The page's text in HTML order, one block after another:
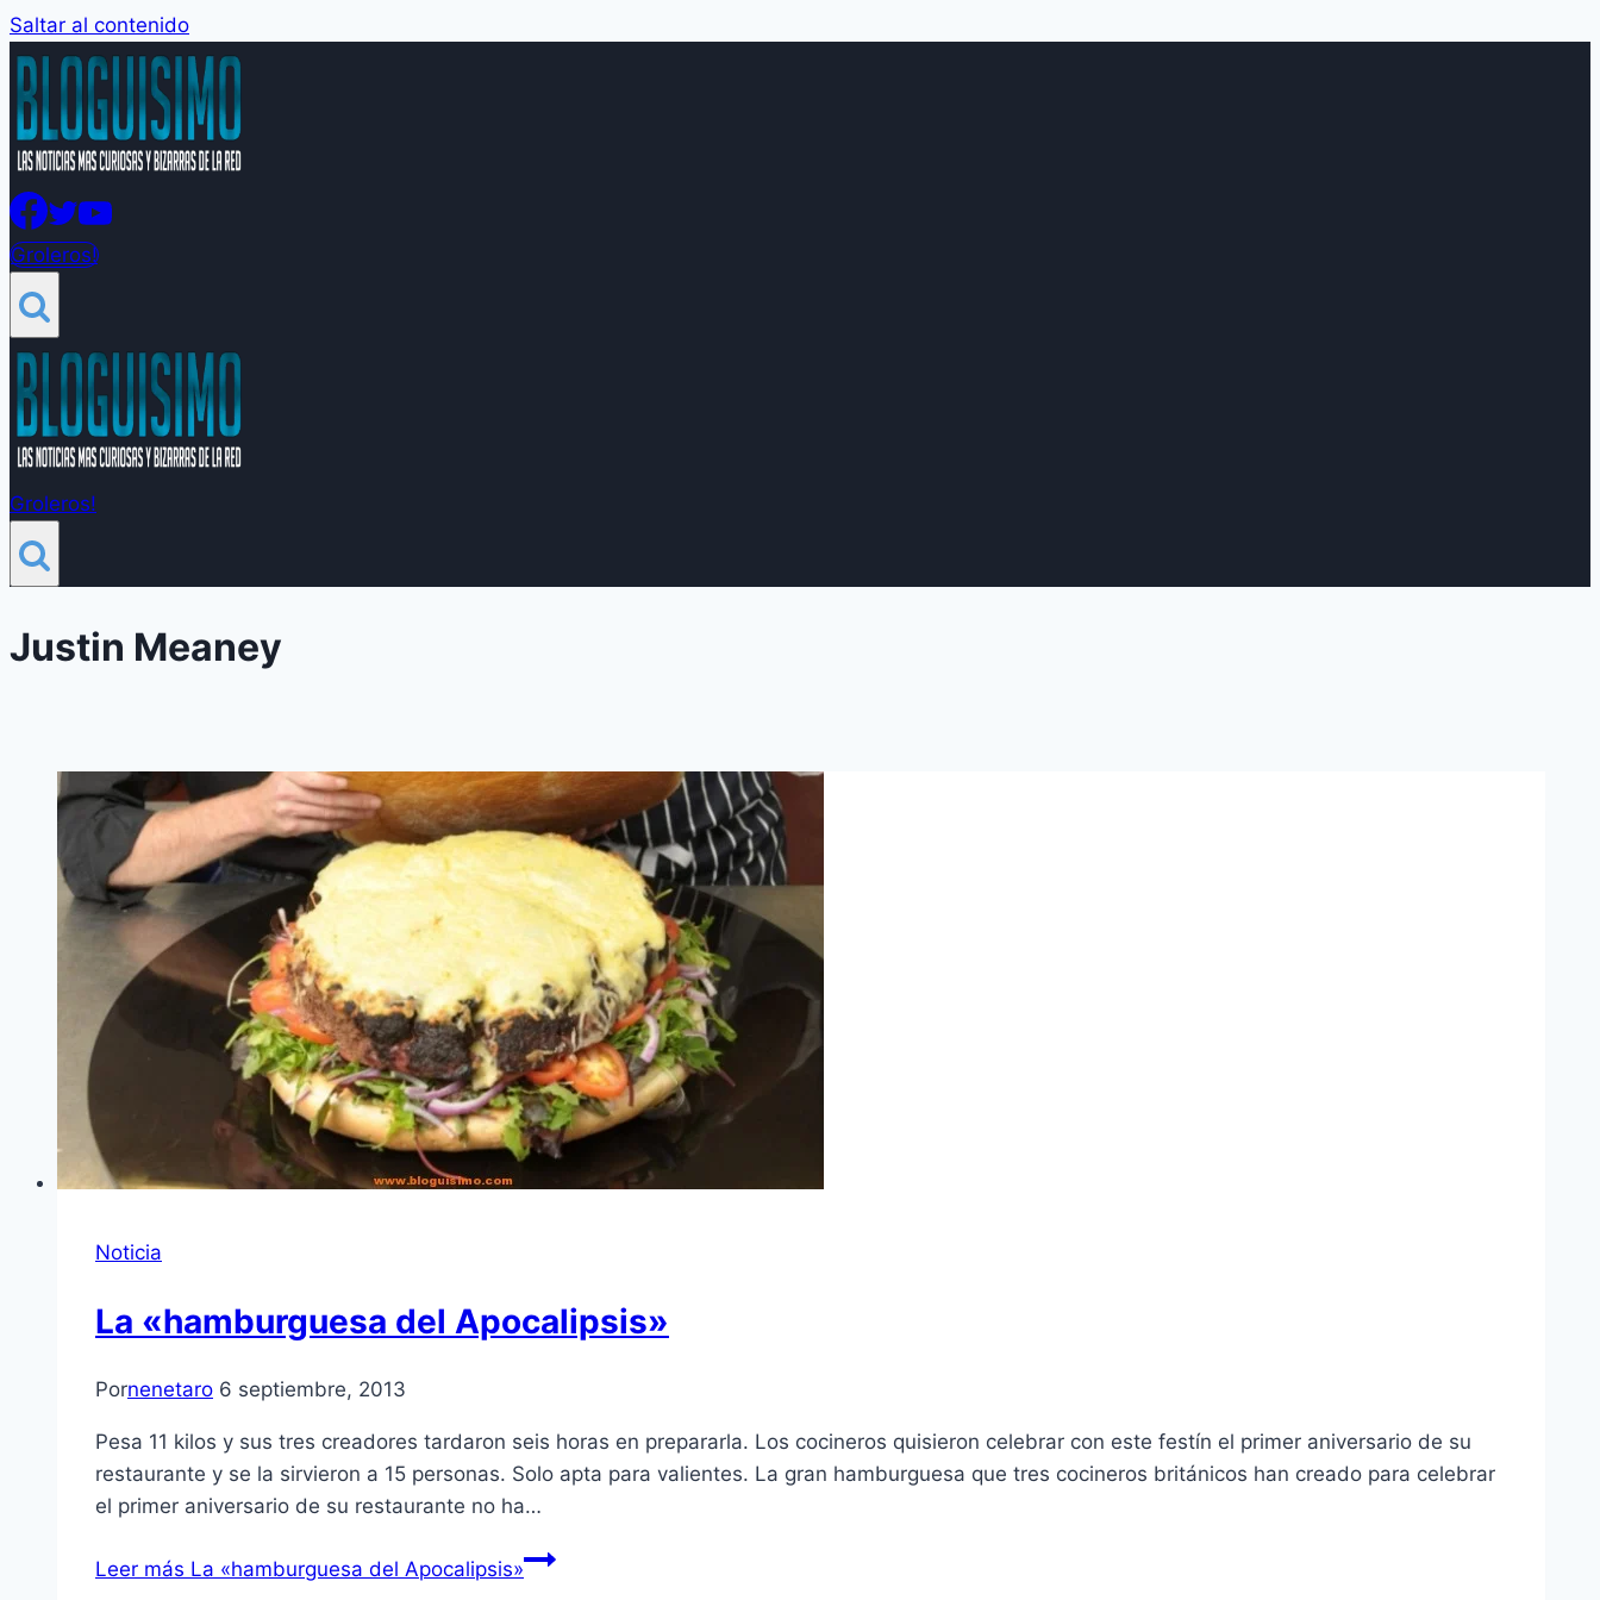
Saltar al contenido
Groleros!
Groleros!
Justin Meaney
Noticia
La «hamburguesa del Apocalipsis»
Pornenetaro 6 septiembre, 2013
Pesa 11 kilos y sus tres creadores tardaron seis horas en prepararla. Los cocineros quisieron celebrar con este festín el primer aniversario de su
restaurante y se la sirvieron a 15 personas. Solo apta para valientes. La gran hamburguesa que tres cocineros británicos han creado para celebrar
el primer aniversario de su restaurante no ha…
Leer más La «hamburguesa del Apocalipsis»